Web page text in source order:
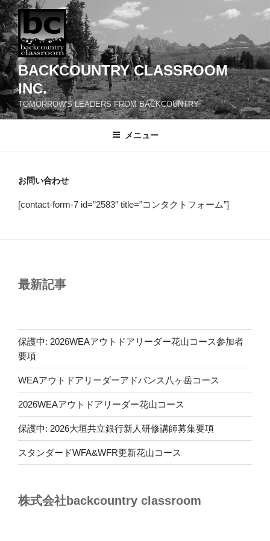
コ
ン
テ
ン
ツ
へ
ス
キ
ッ
BACKCOUNTRY CLASSROOM
INC.
TOMORROW'S LEADERS FROM BACKCOUNTRY
メニュー
お問い合わせ
[contact-form-7 id=”2583″ title=”コンタクトフォーム”]
最新記事
保護中: 2026WEAアウトドアリーダー花山コース参加者
要項
WEAアウトドアリーダーアドバンス八ヶ岳コース
2026WEAアウトドアリーダー花山コース
保護中: 2026大垣共立銀行新人研修講師募集要項
スタンダードWFA&WFR更新花山コース
株式会社backcountry classroom